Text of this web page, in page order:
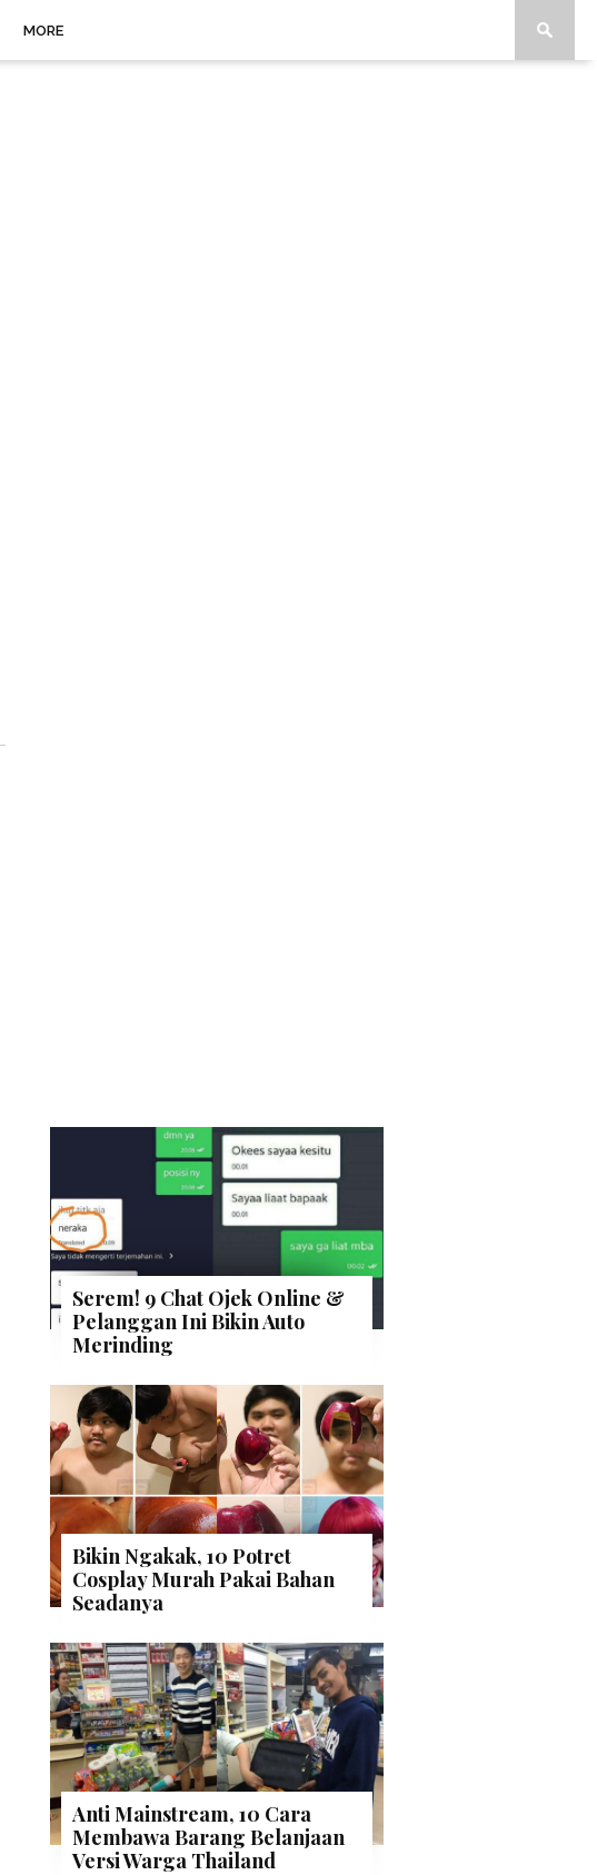
MORE
Serem! 9 Chat Ojek Online &
Pelanggan Ini Bikin Auto
Merinding
Bikin Ngakak, 10 Potret
Cosplay Murah Pakai Bahan
Seadanya
Anti Mainstream, 10 Cara
Membawa Barang Belanjaan
Versi Warga Thailand